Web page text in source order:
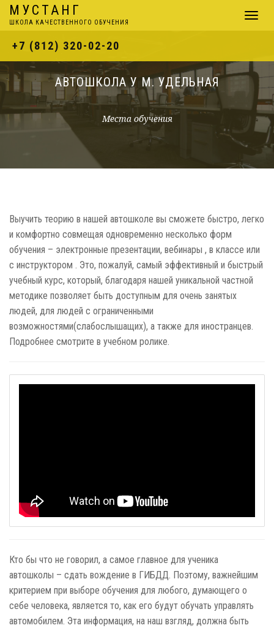
МУСТАНГ
ШКОЛА КАЧЕСТВЕННОГО ОБУЧЕНИЯ
+7 (812) 320-02-20
АВТОШКОЛА У М. УДЕЛЬНАЯ
Места обучения
Выучить теорию в нашей автошколе вы сможете быстро, легко
и комфортно совмещая одновременно несколько форм
обучения – электронные презентации, вебинары , в классе или
с инструктором . Это, пожалуй, самый эффективный и быстрый
учебный курс, который, благодаря нашей уникальной частной
методике позволяет быть доступным для очень занятых
людей, для людей с ограниченными
возможностями(слабослышащих), а также для иностранцев.
Подробнее смотрите в учебном ролике.
Кто бы что не говорил, а самое главное для ученика
автошколы – сдать вождение в ГИБДД. Поэтому, важнейшим
критерием при выборе обучения для любого, думающего о
себе человека, является то, как его будут обучать управлять
автомобилем. Эта информация, на наш взгляд, должна быть